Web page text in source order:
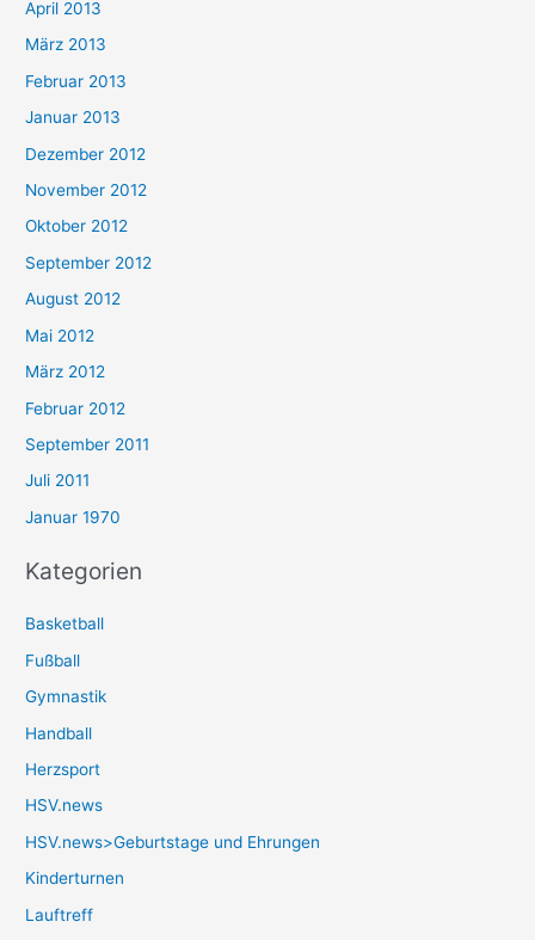
April 2013
März 2013
Februar 2013
Januar 2013
Dezember 2012
November 2012
Oktober 2012
September 2012
August 2012
Mai 2012
März 2012
Februar 2012
September 2011
Juli 2011
Januar 1970
Kategorien
Basketball
Fußball
Gymnastik
Handball
Herzsport
HSV.news
HSV.news>Geburtstage und Ehrungen
Kinderturnen
Lauftreff